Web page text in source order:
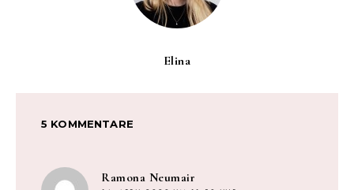
Elina
5 KOMMENTARE
Ramona Neumair